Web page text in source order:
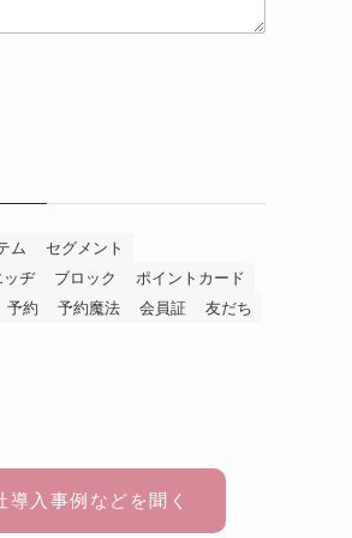
ム
セグメント
ッヂ
ブロック
ポイントカード
予約 予約魔法 会員証
友だち
導入事例などを聞く